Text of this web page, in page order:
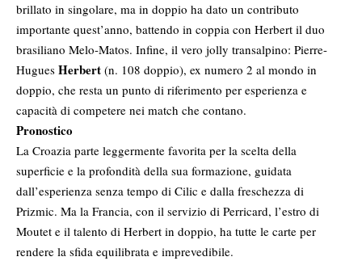
brillato in singolare, ma in doppio ha dato un contributo
importante quest’anno, battendo in coppia con Herbert il duo
brasiliano Melo-Matos. Infine, il vero jolly transalpino: Pierre-
Hugues Herbert (n. 108 doppio), ex numero 2 al mondo in
doppio, che resta un punto di riferimento per esperienza e
capacità di competere nei match che contano.
Pronostico
La Croazia parte leggermente favorita per la scelta della
superficie e la profondità della sua formazione, guidata
dall’esperienza senza tempo di Cilic e dalla freschezza di
Prizmic. Ma la Francia, con il servizio di Perricard, l’estro di
Moutet e il talento di Herbert in doppio, ha tutte le carte per
rendere la sfida equilibrata e imprevedibile.